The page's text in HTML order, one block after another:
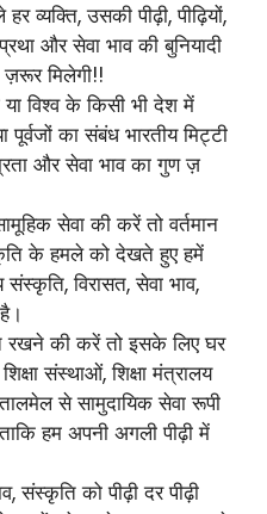
व्यक्ति, उसकी पीढ़ी, पीढ़ियों,
और सेवा भाव की बुनियादी
मिलेगी!!
या विश्व के किसी भी देश में
पूर्वजों का संबंध भारतीय मिट्टी
और सेवा भाव का गुण ज़
सेवा की करें तो वर्तमान
के हमले को देखते हुए हमें
विरासत, सेवा भाव,
रखने की करें तो इसके लिए घर
संस्थाओं, शिक्षा मंत्रालय
से सामुदायिक सेवा रूपी
हम अपनी अगली पीढ़ी में
संस्कृति को पीढ़ी दर पीढ़ी